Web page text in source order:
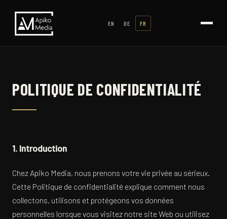
EN DE FR
POLITIQUE DE CONFIDENTIALITÉ
1. Introduction
Chez Apiko Media, nous prenons votre vie privée au sérieux.
Cette Politique de confidentialité explique comment nous
collectons, utilisons et protégeons vos données
personnelles lorsque vous visitez notre site Web ou utilisez